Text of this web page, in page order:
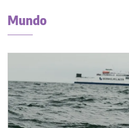
Mundo